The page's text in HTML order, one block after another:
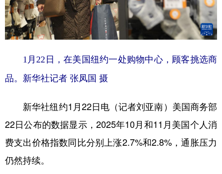
学术中国 乡村振兴 银龄 溯源中国
城市 旅游 能源 会展
彩票 娱乐 时尚 悦读
公益 一带一路
地方频道
北京
1月22日，在美国纽约一处购物中心，顾客挑选商
品。 新华社记者 张凤国 摄
新华社纽约1月22日电（记者刘亚南）美国商务部
22日公布的数据显示，2025年10月和11月美国个人消
费支出价格指数同比分别上涨2.7%和2.8%，通胀压力
仍然持续。